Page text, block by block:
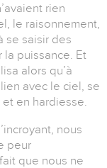
rien
le raisonnement,
se saisir des
puissance. Et
alors qu’à
avec le ciel, se
en hardiesse.
nous
peur
que nous ne